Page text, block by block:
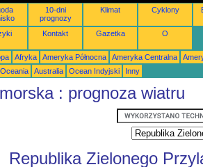
10-dni
prognozy
Klimat Cyklony
Kontakt Gazetka O
Afryka Ameryka Północna Ameryka Centralna
Oceania Australia Ocean Indyjski Inny
: prognoza wiatru
Republika Zielonego